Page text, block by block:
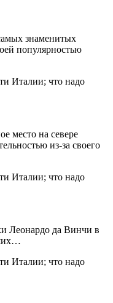
знаменитых
популярностью
место на севере
из-за своего
Леонардо да Винчи в